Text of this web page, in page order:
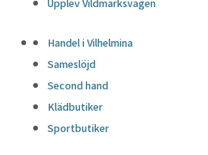
Handel i Vilhelmina
Sameslöjd
Second hand
Klädbutiker
Sportbutiker